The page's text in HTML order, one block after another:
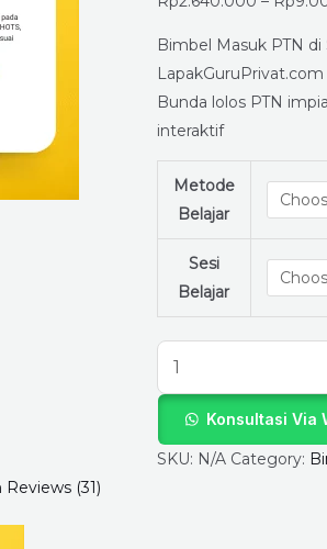
Bimbel Masuk PTN
Bunda lolos PTN
interaktif
Metode
Belajar
Sesi
Belajar
Ujian
Tanpa
Panik
Bareng
Konsultasi Via
SKU: N/A Category:
Reviews (31)